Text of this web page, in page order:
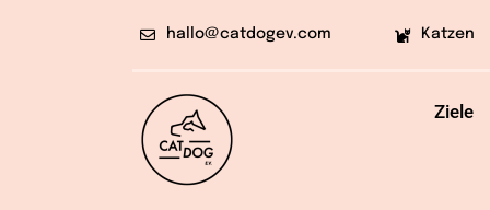
hallo@catdogev.com Katzen
Ziele